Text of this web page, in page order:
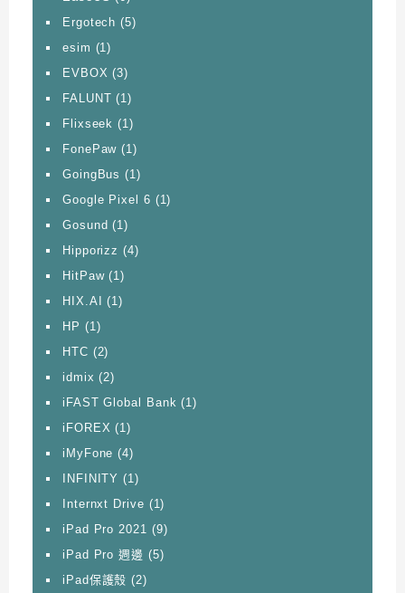
Ergotech (5)
esim (1)
EVBOX (3)
FALUNT (1)
Flixseek (1)
FonePaw (1)
GoingBus (1)
Google Pixel 6 (1)
Gosund (1)
Hipporizz (4)
HitPaw(1)
HIX.AI
(1)
HP (1)
HTC (2)
idmix (2)
iFAST Global Bank (1)
iFOREX (1)
iMyFone (4)
INFINITY (1)
Internxt Drive (1)
iPad Pro 2021 (9)
iPad Pro 週邊 (5)
iPad保護殼 (2)